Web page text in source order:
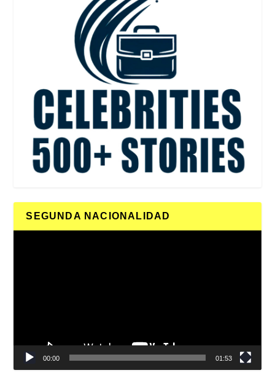
SEGUNDA NACIONALIDAD
00:00 01:53